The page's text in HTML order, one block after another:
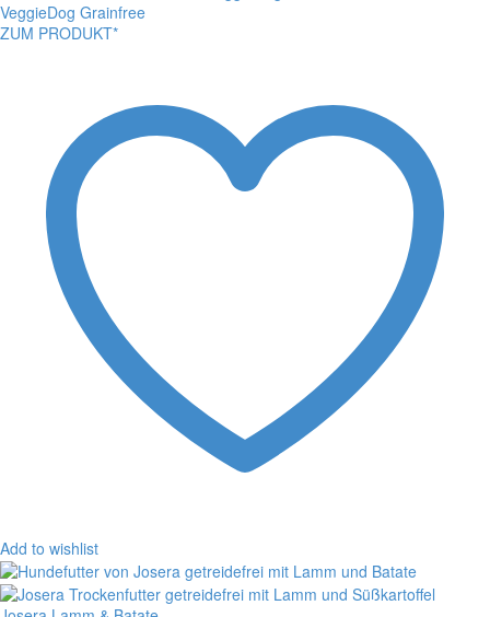
VeggieDog Grainfree
ZUM PRODUKT*
Add to wishlist